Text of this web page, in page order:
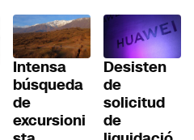
Intensa
búsqueda
de
excursioni
Desisten
de
solicitud
de